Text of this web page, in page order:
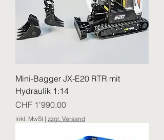
Mini-Bagger JX-E20 RTR mit
Hydraulik 1:14
Preis
CHF 1'990.00
inkl. MwSt | zzgl. Versand